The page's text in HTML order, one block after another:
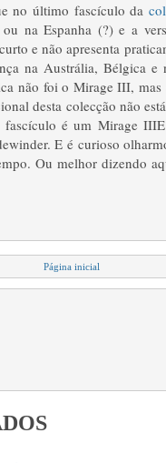
no último fascículo da
na Espanha (?) e a
e não apresenta
na Austrália, Bélgica e
não foi o Mirage III,
desta colecção não
é um Mirage
E é curioso
Ou melhor dizendo
Página inicial